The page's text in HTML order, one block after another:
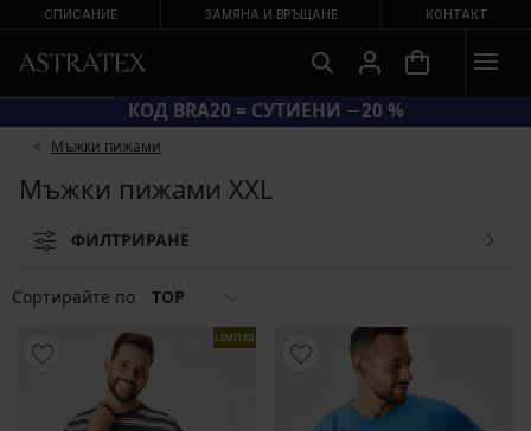
СПИСАНИЕ ЗАМЯНА И ВРЪЩАНЕ КОНТАКТ
КОД BRA20 = СУТИЕНИ −20 %
Мъжки пижами
Мъжки пижами XXL
ФИЛТРИРАНЕ
Сортирайте по TOP
LIMITED